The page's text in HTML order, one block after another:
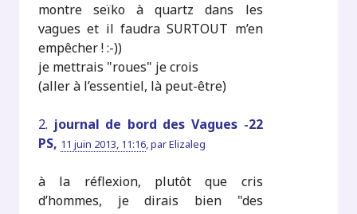
montre seïko à quartz dans les
vagues et il faudra SURTOUT m’en
empêcher ! :-))
je mettrais "roues" je crois
(aller à l’essentiel, là peut-être)
2. journal de bord des Vagues -22
PS, 11 juin 2013, 11:16,parElizaleg
à la réflexion, plutôt que cris
d’hommes, je dirais bien "des